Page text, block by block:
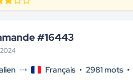
#16443
Français • 2981 mots •